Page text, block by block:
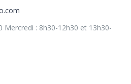
Mercredi : 8h30-12h30 et 13h30-